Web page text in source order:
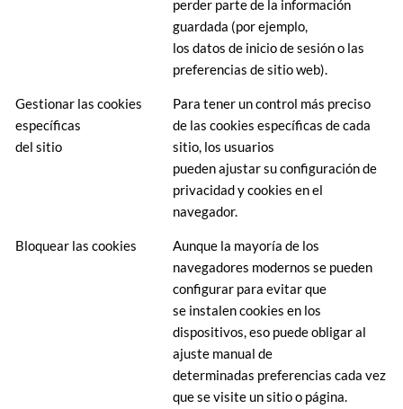
perder parte de la información
guardada (por ejemplo,
los datos de inicio de sesión o las
preferencias de sitio web).
Gestionar las cookies
específicas
del sitio
Para tener un control más preciso
de las cookies específicas de cada
sitio, los usuarios
pueden ajustar su configuración de
privacidad y cookies en el
navegador.
Bloquear las cookies
Aunque la mayoría de los
navegadores modernos se pueden
configurar para evitar que
se instalen cookies en los
dispositivos, eso puede obligar al
ajuste manual de
determinadas preferencias cada vez
que se visite un sitio o página.